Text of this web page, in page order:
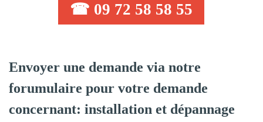
☎ 09 72 58 58 55
Envoyer une demande via notre
forumulaire pour votre demande
concernant: installation et dépannage